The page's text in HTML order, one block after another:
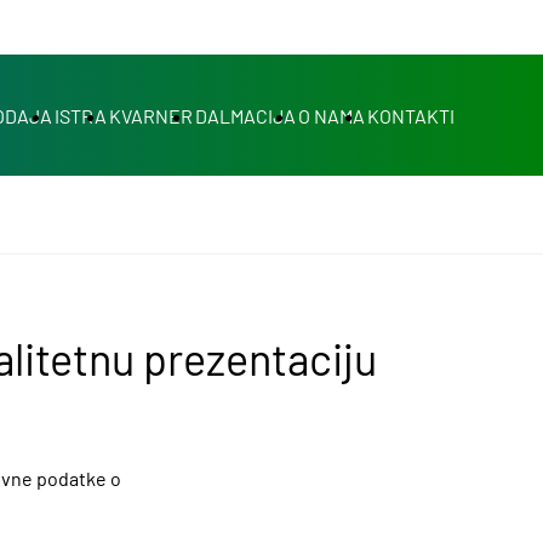
ISTRA KVARNER DALMACIJA O NAMA KONTAKTI
prezentaciju
podatke o